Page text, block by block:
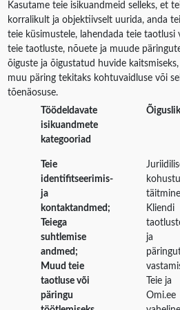
Kasutame teie isikuandmeid selleks, et
korralikult ja objektiivselt uurida, anda
teie küsimustele, lahendada teie
teie taotluste, nõuete ja muude
õiguste ja õigustatud huvide
muu päring tekitaks kohtuvaidluse või
tõenäosuse.
Töödeldavate
isikuandmete
kategooriad
Teie
identifitseerimis-
ja
kontaktandmed;
Teiega
suhtlemise
andmed;
Muud teie
taotluse või
päringu
täitmine
Kliendi
ja
Teie ja
Omi.ee